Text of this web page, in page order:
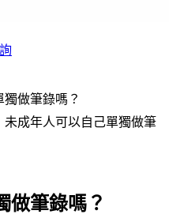
做筆錄嗎？
未成年人可以自己單獨做筆
做筆錄嗎？